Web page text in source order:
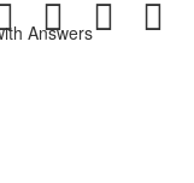
Answers